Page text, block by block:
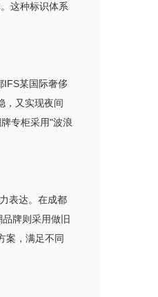
这种标识体系
IFS某国际奢侈
，又实现夜间
专柜采用"波浪
表达。在成都
牌则采用做旧
案，满足不同